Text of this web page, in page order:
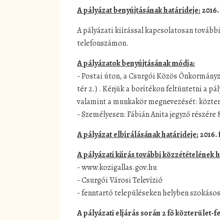
A pályázat benyújtásának határideje:
A pályázati kiírással kapcsolatosan
telefonszámon.
A pályázatok benyújtásának módja:
- Postai úton, a Csurgói Közös
tér 2.) . Kérjük a borítékon feltüntetni a
valamint a munkakör megnevezését:
- Személyesen: Fábián Anita jegyző
A pályázat elbírálásának határideje:
A pályázati kiírás további közzétételének
- www.kozigallas.gov.hu
- Csurgói Városi Televízió
- fenntartó településeken helyben
A pályázati eljárás során 2 fő közterület-